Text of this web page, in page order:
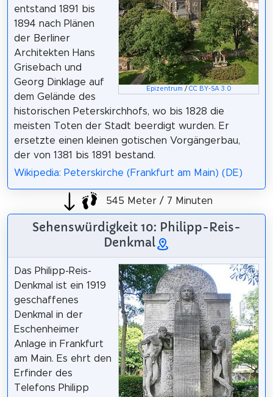
Epizentrum / CC BY-SA 3.0
entstand 1891 bis
1894 nach Plänen
der Berliner
Architekten Hans
Grisebach und
Georg Dinklage auf
dem Gelände des
historischen Peterskirchhofs, wo bis 1828 die
meisten Toten der Stadt beerdigt wurden. Er
ersetzte einen kleinen gotischen Vorgängerbau,
der von 1381 bis 1891 bestand.
Wikipedia: Peterskirche (Frankfurt am Main) (DE)
545 Meter / 7 Minuten
Sehenswürdigkeit 10: Philipp-Reis-
Denkmal
Das Philipp-Reis-
Denkmal ist ein 1919
geschaffenes
Denkmal in der
Eschenheimer
Anlage in Frankfurt
am Main. Es ehrt den
Erfinder des
Telefons Philipp